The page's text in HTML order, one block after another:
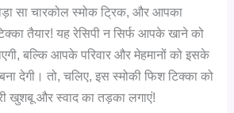
सा चारकोल स्मोक ट्रिक, और आपका
तैयार! यह रेसिपी न सिर्फ आपके खाने को
बल्कि आपके परिवार और मेहमानों को इसके
बना देगी। तो, चलिए, इस स्मोकी फिश टिक्का को
खुशबू और स्वाद का तड़का लगाएं!